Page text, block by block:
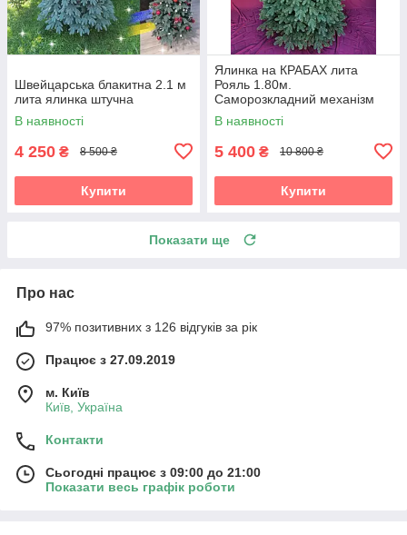
Швейцарська блакитна 2.1 м
лита ялинка штучна
В наявності
4 250 ₴ 8 500 ₴
Купити
Ялинка на КРАБАХ лита
Рояль 1.80м.
Саморозкладний механізм
Umbrella
В наявності
5 400 ₴ 10 800 ₴
Купити
Показати ще
Про нас
97% позитивних з 126 відгуків за рік
Працює з 27.09.2019
м. Київ
Київ, Україна
Контакти
Сьогодні працює з 09:00 до 21:00
Показати весь графік роботи